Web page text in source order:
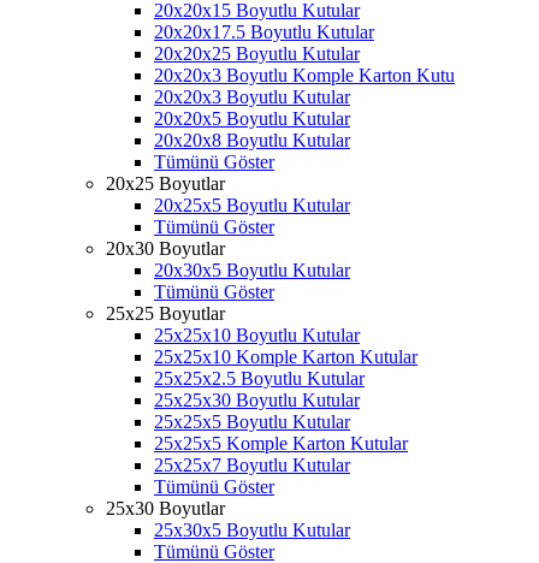
20x20x15 Boyutlu Kutular
20x20x17.5 Boyutlu Kutular
20x20x25 Boyutlu Kutular
20x20x3 Boyutlu Komple Karton Kutu
20x20x3 Boyutlu Kutular
20x20x5 Boyutlu Kutular
20x20x8 Boyutlu Kutular
Tümünü Göster
20x25 Boyutlar
20x25x5 Boyutlu Kutular
Tümünü Göster
20x30 Boyutlar
20x30x5 Boyutlu Kutular
Tümünü Göster
25x25 Boyutlar
25x25x10 Boyutlu Kutular
25x25x10 Komple Karton Kutular
25x25x2.5 Boyutlu Kutular
25x25x30 Boyutlu Kutular
25x25x5 Boyutlu Kutular
25x25x5 Komple Karton Kutular
25x25x7 Boyutlu Kutular
Tümünü Göster
25x30 Boyutlar
25x30x5 Boyutlu Kutular
Tümünü Göster